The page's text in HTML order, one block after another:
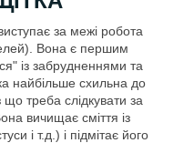
за межі робота
Вона є першим
із забрудненнями та
найбільше схильна до
треба слідкувати за
вичищає сміття із
і т.д.) і підмітає його